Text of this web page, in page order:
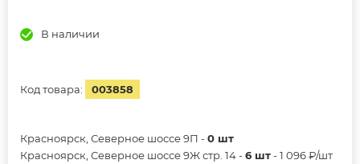
В наличии
Код товара: 003858
Красноярск, Северное шоссе 9П -0 шт
Красноярск, Северное шоссе 9Ж стр. 14 -6 шт- 1 096 ₽/шт